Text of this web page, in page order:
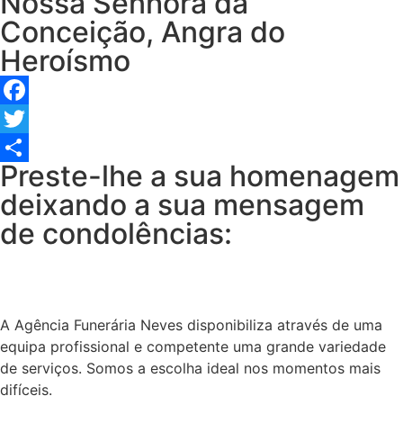
Conceição, Angra do
Heroísmo
Facebook
Twitter
Share
Preste-lhe a sua homenagem
deixando a sua mensagem
de condolências:
A Agência Funerária Neves disponibiliza através de uma
equipa profissional e competente uma grande variedade
de serviços. Somos a escolha ideal nos momentos mais
difíceis.